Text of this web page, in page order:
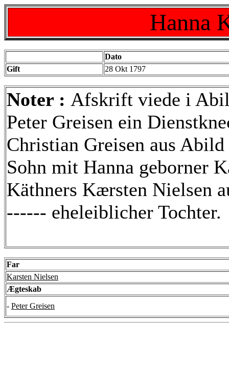
Hanna
Dato
Gift
28 Okt 1797
Noter : Afskrift viede i
Peter Greisen ein
Christian Greisen aus
Sohn mit Hanna geborner
Käthners Kærsten Nielsen
------ eheleiblicher Tochter.
Far
Karsten Nielsen
Ægteskab
- Peter Greisen